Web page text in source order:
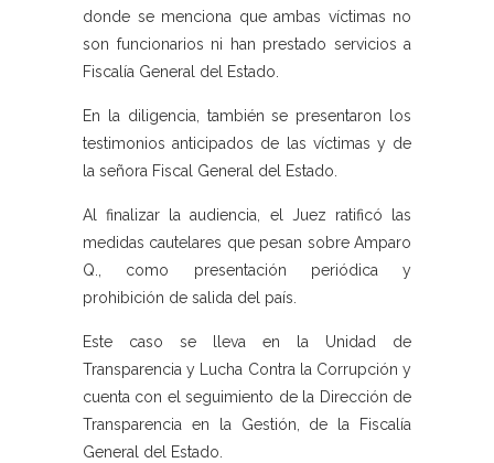
donde se menciona que ambas víctimas no
son funcionarios ni han prestado servicios a
Fiscalía General del Estado.
En la diligencia, también se presentaron los
testimonios anticipados de las víctimas y de
la señora Fiscal General del Estado.
Al finalizar la audiencia, el Juez ratificó las
medidas cautelares que pesan sobre Amparo
Q., como presentación periódica y
prohibición de salida del país.
Este caso se lleva en la Unidad de
Transparencia y Lucha Contra la Corrupción y
cuenta con el seguimiento de la Dirección de
Transparencia en la Gestión, de la Fiscalía
General del Estado.